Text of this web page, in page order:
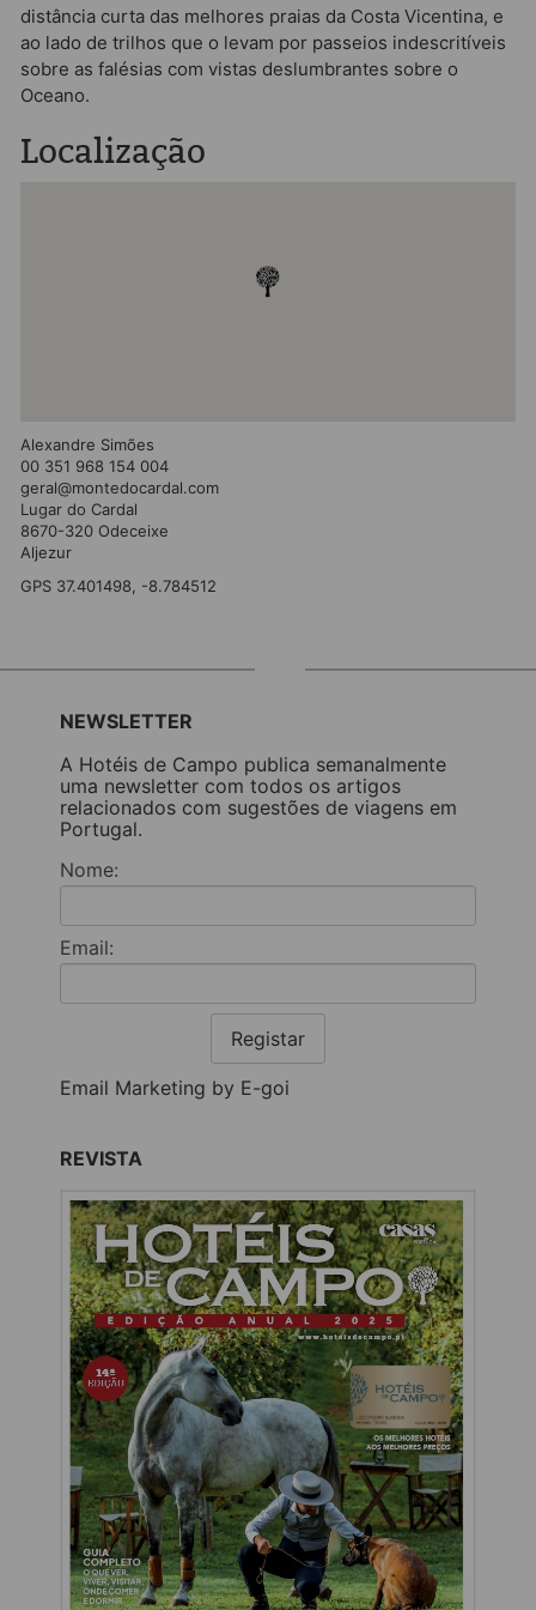
distância curta das melhores praias da Costa Vicentina, e
ao lado de trilhos que o levam por passeios indescritíveis
sobre as falésias com vistas deslumbrantes sobre o
Oceano.
Localização
Alexandre Simões
00 351 968 154 004
geral@montedocardal.com
Lugar do Cardal
8670-320 Odeceixe
Aljezur
GPS 37.401498, -8.784512
NEWSLETTER
A Hotéis de Campo publica semanalmente
uma newsletter com todos os artigos
relacionados com sugestões de viagens em
Portugal.
Nome:
Email:
Registar
Email Marketing by E-goi
REVISTA